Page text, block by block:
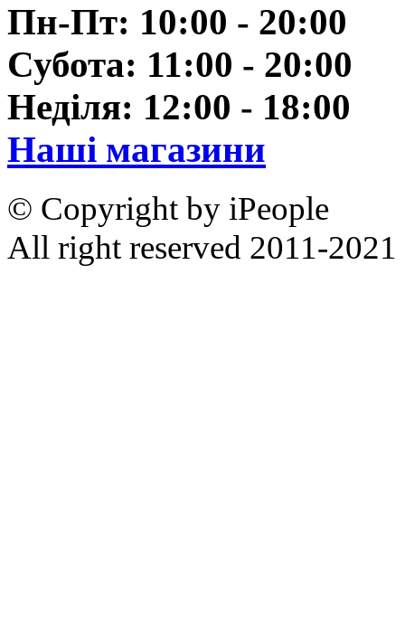
Пн-Пт: 10:00 - 20:00
Субота: 11:00 - 20:00
Неділя: 12:00 - 18:00
Наші магазини
© Copyright by iPeople
All right reserved 2011-2021